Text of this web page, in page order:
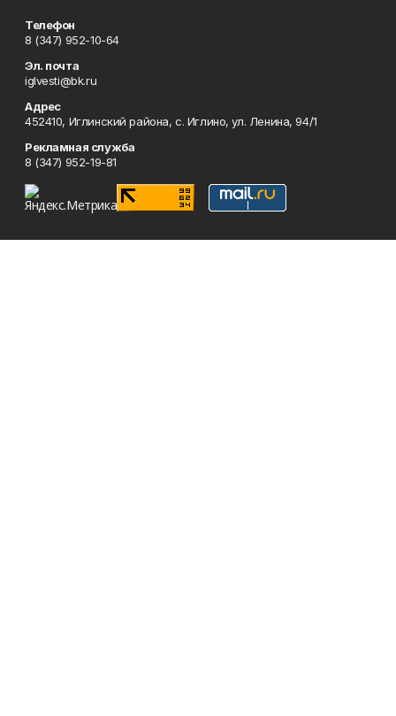
Телефон
8 (347) 952-10-64
Эл. почта
iglvesti@bk.ru
Адрес
452410, Иглинский района, с. Иглино, ул. Ленина, 94/1
Рекламная служба
8 (347) 952-19-81